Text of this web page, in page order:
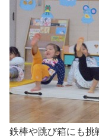
鉄棒や跳び箱にも挑